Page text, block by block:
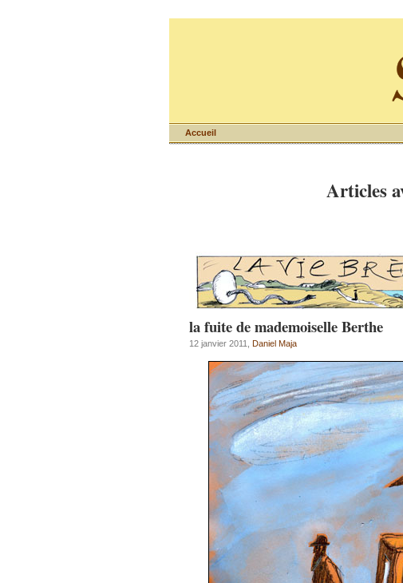
Accueil
Articles
la fuite de mademoiselle Berthe
12 janvier 2011, Daniel Maja